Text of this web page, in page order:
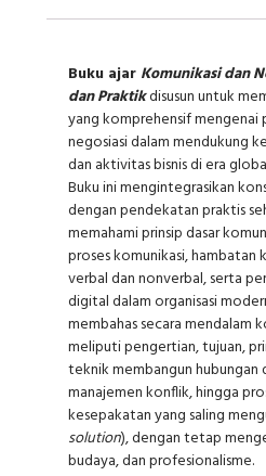
Buku ajar Komunikasi dan
dan Praktikdisusun untuk
yang komprehensif mengenai
negosiasi dalam mendukung
dan aktivitas bisnis di era
Buku ini mengintegrasikan
dengan pendekatan praktis
memahami prinsip dasar
proses komunikasi, hambatan
verbal dan nonverbal, serta
digital dalam organisasi
membahas secara mendalam
meliputi pengertian, tujuan,
teknik membangun hubungan
manajemen konflik, hingga
kesepakatan yang saling
solution), dengan tetap
budaya, dan profesionalisme.